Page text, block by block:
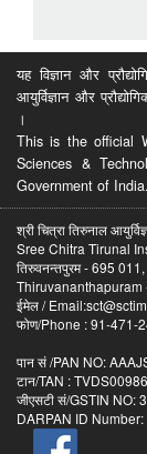
यह विज्ञान और
आयुर्विज्ञान और
।
This is the official
Sciences &
Government of India.
श्री चित्रा तिरुनाल
Sree Chitra Tirunal
तिरुवनन्तपुरम - 695
Thiruvananthapuram
ईमेल /
फोण/Phone : 91-471-
पान सं /PAN NO:
टान/TAN :
जीएसटी सं/GSTIN
DARPAN ID